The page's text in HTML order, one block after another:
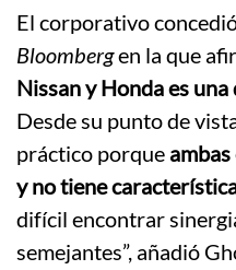
El corporativo
Bloombergen la que
Nissan y Honda es una
Desde su punto de
práctico porque
y no tiene
difícil encontrar
semejantes”, añadió